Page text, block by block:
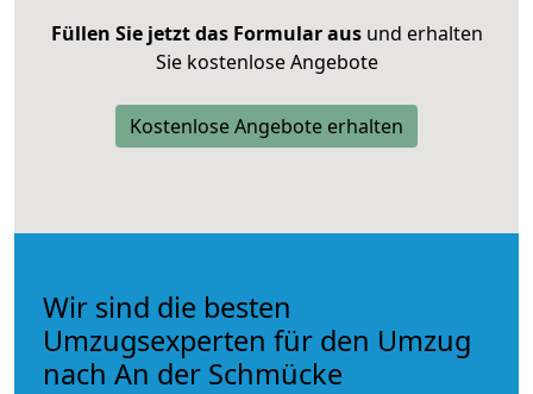
Füllen Sie jetzt das Formular ausund erhalten
Sie kostenlose Angebote
Kostenlose Angebote erhalten
Wir sind die besten
Umzugsexperten für den Umzug
nach An der Schmücke